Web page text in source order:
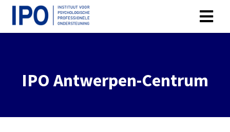
IPO Antwerpen-Centrum